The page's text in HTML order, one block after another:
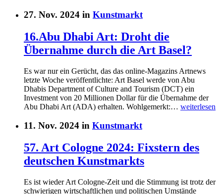
27. Nov. 2024 in Kunstmarkt
16.Abu Dhabi Art: Droht die
Übernahme durch die Art Basel?
Es war nur ein Gerücht, das das online-Magazins Artnews
letzte Woche veröffentlichte: Art Basel werde von Abu
Dhabis Department of Culture and Tourism (DCT) ein
Investment von 20 Millionen Dollar für die Übernahme der
Abu Dhabi Art (ADA) erhalten. Wohlgemerkt:… weiterlesen
11. Nov. 2024 in Kunstmarkt
57. Art Cologne 2024: Fixstern des
deutschen Kunstmarkts
Es ist wieder Art Cologne-Zeit und die Stimmung ist trotz der
schwierigen wirtschaftlichen und politischen Umstände